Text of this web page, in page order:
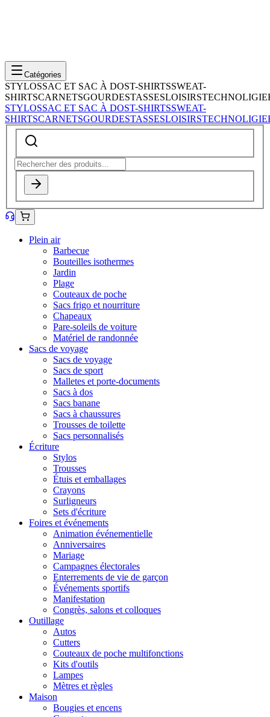
Catégories
STYLOSSAC ET SAC À DOST-SHIRTSSWEAT-
SHIRTSCARNETSGOURDESTASSESLOISIRSTECHNOLIGIE
STYLOSSAC ET SAC À DOST-SHIRTSSWEAT-
SHIRTSCARNETSGOURDESTASSESLOISIRSTECHNOLIGIE
Plein air
Barbecue
Bouteilles isothermes
Jardin
Plage
Couteaux de poche
Sacs frigo et nourriture
Chapeaux
Pare-soleils de voiture
Matériel de randonnée
Sacs de voyage
Sacs de voyage
Sacs de sport
Malletes et porte-documents
Sacs à dos
Sacs banane
Sacs à chaussures
Trousses de toilette
Sacs personnalisés
Écriture
Stylos
Trousses
Étuis et emballages
Crayons
Surligneurs
Sets d'écriture
Foires et événements
Animation événementielle
Anniversaires
Mariage
Campagnes électorales
Enterrements de vie de garçon
Événements sportifs
Manifestation
Congrès, salons et colloques
Outillage
Autos
Cutters
Couteaux de poche multifonctions
Kits d'outils
Lampes
Mètres et règles
Maison
Bougies et encens